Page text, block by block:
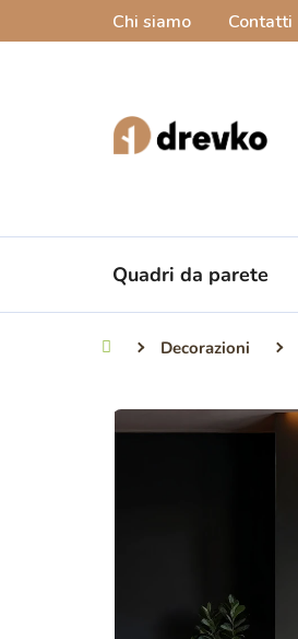
Chi siamo Contatti
Quadri da parete
Casa Decorazioni